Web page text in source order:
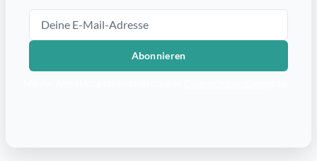
E-Mail-Adresse
Abonnieren